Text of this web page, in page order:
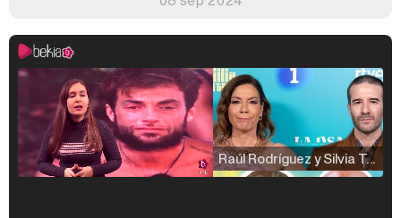
Raúl Rodríguez y Silvia Taulés nos cuentan su papel en 'La familia de la tele'